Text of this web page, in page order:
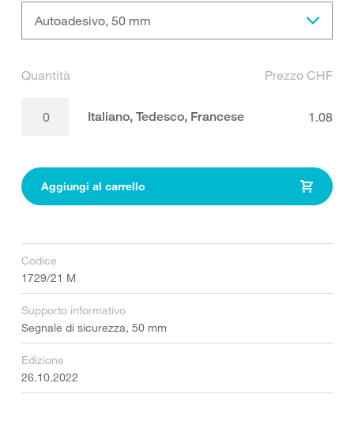
Autoadesivo, 50 mm
Quantità Prezzo CHF
Italiano, Tedesco, Francese 1.08
Aggiungi al carrello
Codice
1729/21 M
Supporto informativo
Segnale di sicurezza, 50 mm
Edizione
26.10.2022